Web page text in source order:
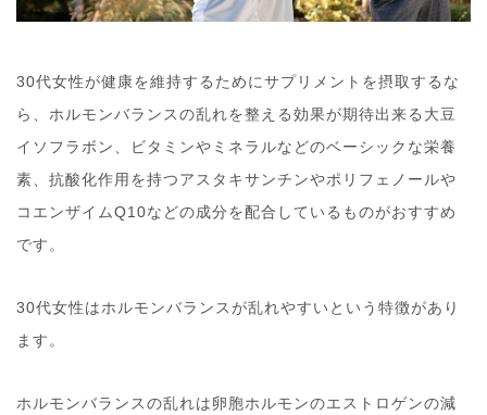
30代女性が健康を維持するためにサプリメントを摂取するな
ら、ホルモンバランスの乱れを整える効果が期待出来る大豆
イソフラボン、ビタミンやミネラルなどのベーシックな栄養
素、抗酸化作用を持つアスタキサンチンやポリフェノールや
コエンザイムQ10などの成分を配合しているものがおすすめ
です。
30代女性はホルモンバランスが乱れやすいという特徴があり
ます。
ホルモンバランスの乱れは卵胞ホルモンのエストロゲンの減